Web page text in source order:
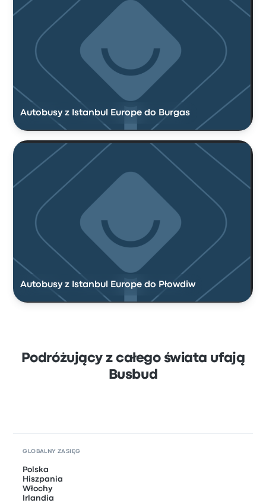
Autobusy z Istanbul Europe do Burgas
Autobusy z Istanbul Europe do Płowdiw
Podróżujący z całego świata ufają
Busbud
GLOBALNY ZASIĘG
Polska
Hiszpania
Włochy
Irlandia